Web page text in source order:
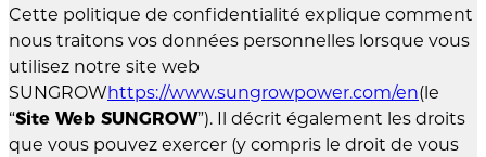
Cette politique de confidentialité explique comment
nous traitons vos données personnelles lorsque vous
utilisez notre site web
SUNGROWhttps://www.sungrowpower.com/en(le
“Site Web SUNGROW”). Il décrit également les droits
que vous pouvez exercer (y compris le droit de vous